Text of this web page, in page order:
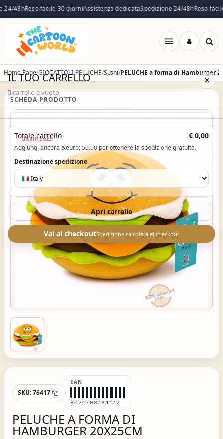
48hReso facile 30 giorniAssistenza dedicataSpedizione 24/48hReso
Apri
IL TUO CARRELLO
Il carrello è vuoto
×
Il carrello è vuoto. Esplora il catalogo e aggiungi i prodotti che
Vai al catalogo
Totale carrello € 0,00
Aggiungi ancora &euro; 50,00 per ottenere la spedizione gratuita.
Destinazione spedizione
Apri carrello
Vai al checkoutSpedizione calcolata al checkout
Home Page GIOCATTOLI PELUCHE Sushi
SCHEDA PRODOTTO
Ultimi pezzi
SKU:76417
EAN
8024708764172
PELUCHE A FORMA DI
HAMBURGER 20X25CM